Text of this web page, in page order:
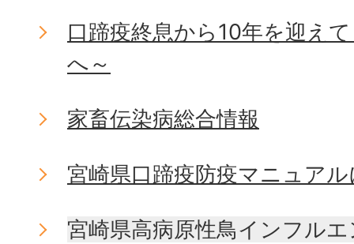
口蹄疫終息から10年を迎え
へ～
家畜伝染病総合情報
宮崎県口蹄疫防疫マニュア
宮崎県高病原性鳥インフル